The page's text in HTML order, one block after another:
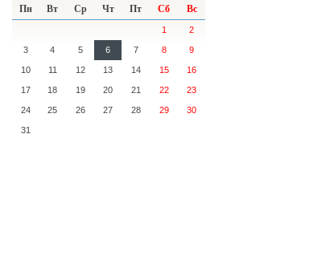
Пн Вт Ср Чт Пт Сб Вс
1 2
3 4 5 6 7 8 9
10 11 12 13 14 15 16
17 18 19 20 21 22 23
24 25 26 27 28 29 30
31